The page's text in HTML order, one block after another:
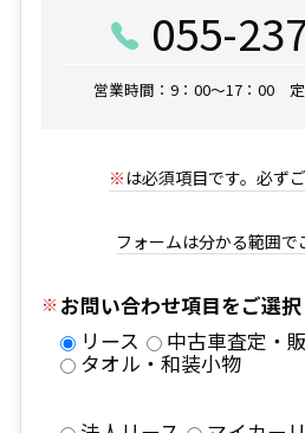
055-
営業時間：9：00～17：00
※ は必須項目です。必ず
フォームは分かる範囲で
お問い合わせ項目をご選
リース
中古車査定・
タオル・和装小物